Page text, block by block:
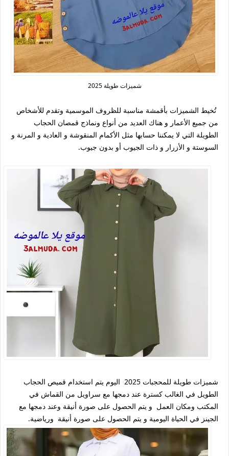
شميزات طويلة 2025
تُخيط الشميزات بأقمشة مناسبة للظروف الموسمية وتقدم للأشخاص
من جميع الأعمار و هناك العديد من أنواع ونماذج قمصان الحجاب
الطويلة التي لا يمكننا حسابها مثل الأكمام المنقوشة و العادية و المرنة و
السوستة و الأزرار و ذات الجيوب أو بدون جيوب.
شميزات طويلة للمحجبات 2025 اليوم يتم استخدام قميص الحجاب
الطويل في الغالب كسترة عند دمجها مع سراويل من القماش في
المكتب ومكان العمل و يتم الحصول على صورة أنيقة وعند دمجها مع
الجينز في الحياة اليومية و يتم الحصول على صورة أنيقة ورياضية.